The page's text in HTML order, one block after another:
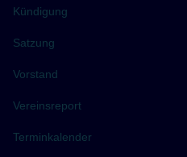
Kündigung
Satzung
Vorstand
Vereinsreport
Terminkalender